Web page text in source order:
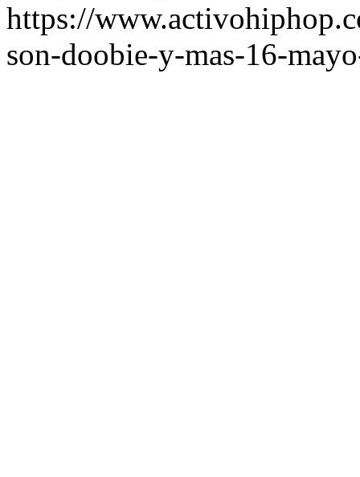
https://
son-doobie-y-mas-16-